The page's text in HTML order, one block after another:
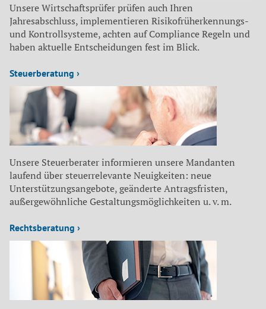
Unsere Wirtschaftsprüfer prüfen auch Ihren
Jahresabschluss, implementieren Risikofrüherkennungs-
und Kontrollsysteme, achten auf Compliance Regeln und
haben aktuelle Entscheidungen fest im Blick.
Steuerberatung ›
Unsere Steuerberater informieren unsere Mandanten
laufend über steuerrelevante Neuigkeiten: neue
Unterstützungsangebote, geänderte Antragsfristen,
außergewöhnliche Gestaltungsmöglichkeiten u. v. m.
Rechtsberatung ›